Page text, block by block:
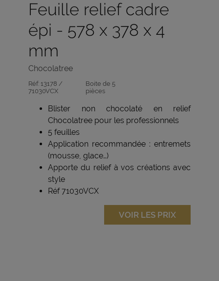
Feuille relief cadre
épi - 578 x 378 x 4
mm
Chocolatree
Réf: 13178 /
71030VCX
Boite de 5
pièces
Blister non chocolaté en relief
Chocolatree pour les professionnels
5 feuilles
Application recommandée : entremets
(mousse, glace…)
Apporte du relief à vos créations avec
style
Réf 71030VCX
VOIR LES PRIX